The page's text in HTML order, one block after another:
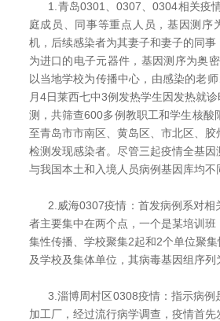
1.青岛0301、0307、0304相关疫情
庭成员、同事等重点人员，基因测序
机，后续感染者为其妻子和妻子的同
为进口的电子元器件，基因测序为奥
以当地学校为传播中心，由感染的老
月4日莱西七中3例发热学生因发热就
测，共筛查600多例教职工和学生核
至青岛市市南区、黄岛区、市北区、
检测发现感染者。尽管三起疫情全基
与我国本土和入境人员病例基因库均
2.威海0307疫情：首发病例系对相
者主要集中在两个点，一个是某培训
集性传播、学校聚集2起和2个单位聚
及学校及集体单位，其病毒基因组序列
3.淄博周村区0308疫情：指示病例
加工厂，经过流行病学调查，疫情首